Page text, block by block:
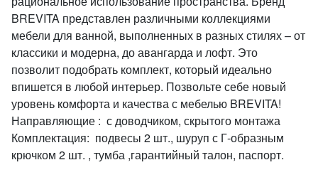
BREVITA представлен различными коллекциями
мебели для ванной, выполненных в разных стилях – от
классики и модерна, до авангарда и лофт. Это
позволит подобрать комплект, который идеально
впишется в любой интерьер. Позвольте себе новый
уровень комфорта и качества с мебелью BREVITA!
Направляющие : с доводчиком, скрытого монтажа
Комплектация: подвесы 2 шт., шуруп с Г-образным
крючком 2 шт. , тумба ,гарантийный талон, паспорт.